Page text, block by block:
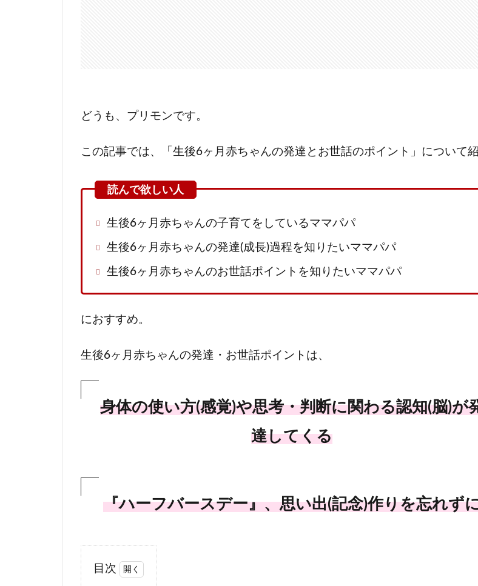
どうも、プリモンです。
この記事では、「生後6ヶ月赤ちゃんの発達とお世話のポイント」について紹
生後6ヶ月赤ちゃんの子育てをしているママパパ
生後6ヶ月赤ちゃんの発達(成長)過程を知りたいママパパ
生後6ヶ月赤ちゃんのお世話ポイントを知りたいママパパ
におすすめ。
生後6ヶ月赤ちゃんの発達・お世話ポイントは、
身体の使い方(感覚)や思考・判断に関わる認知(脳)が
達してくる
『ハーフバースデー』、思い出(記念)作りを忘れず
目次